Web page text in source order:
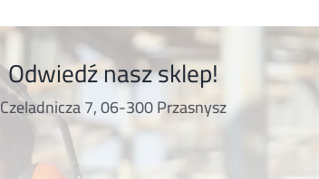
Odwiedź nasz sklep!
Czeladnicza 7, 06-300 Przasnysz